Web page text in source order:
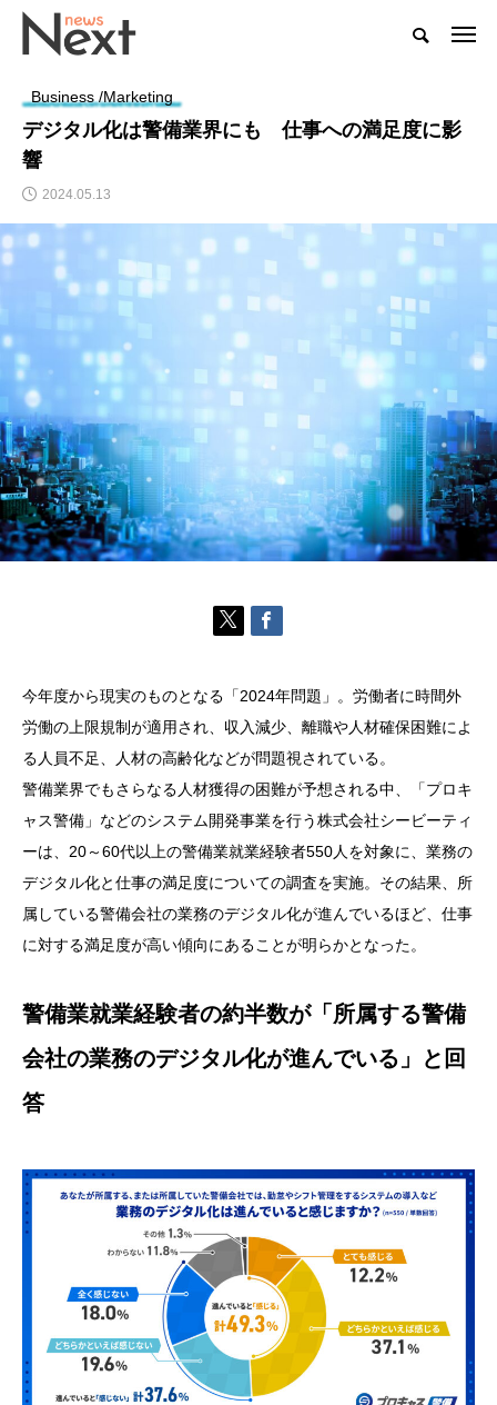
Business /Marketing
デジタル化は警備業界にも 仕事への満足度に影
響
2024.05.13
今年度から現実のものとなる「2024年問題」。労働者に時間外
労働の上限規制が適用され、収入減少、離職や人材確保困難によ
る人員不足、人材の高齢化などが問題視されている。
警備業界でもさらなる人材獲得の困難が予想される中、「プロキ
ャス警備」などのシステム開発事業を行う株式会社シービーティ
ーは、20～60代以上の警備業就業経験者550人を対象に、業務の
デジタル化と仕事の満足度についての調査を実施。その結果、所
属している警備会社の業務のデジタル化が進んでいるほど、仕事
に対する満足度が高い傾向にあることが明らかとなった。
警備業就業経験者の約半数が「所属する警備
会社の業務のデジタル化が進んでいる」と回
答